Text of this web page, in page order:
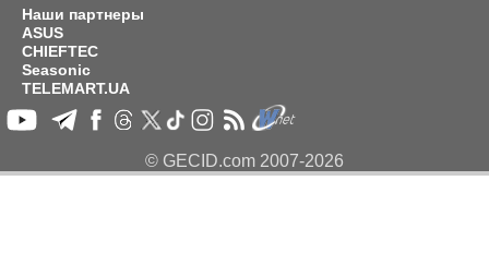
Наши партнеры
ASUS
CHIEFTEC
Seasonic
TELEMART.UA
© GECID.com 2007-2026